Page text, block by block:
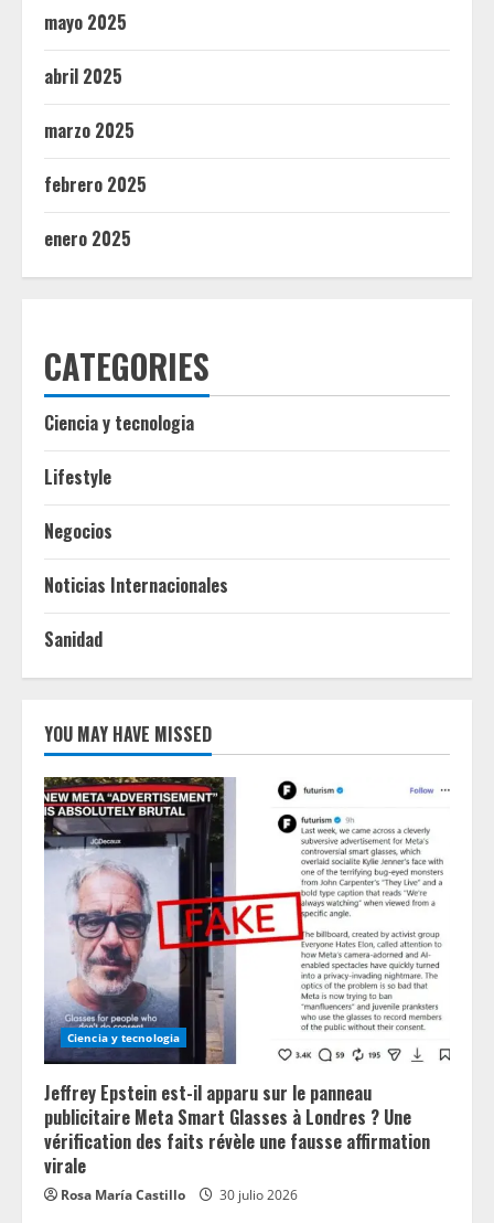
mayo 2025
abril 2025
marzo 2025
febrero 2025
enero 2025
CATEGORIES
Ciencia y tecnologia
Lifestyle
Negocios
Noticias Internacionales
Sanidad
YOU MAY HAVE MISSED
Ciencia y tecnologia
Jeffrey Epstein est-il apparu sur le panneau
publicitaire Meta Smart Glasses à Londres ? Une
vérification des faits révèle une fausse affirmation
virale
Rosa María Castillo 30 julio 2026